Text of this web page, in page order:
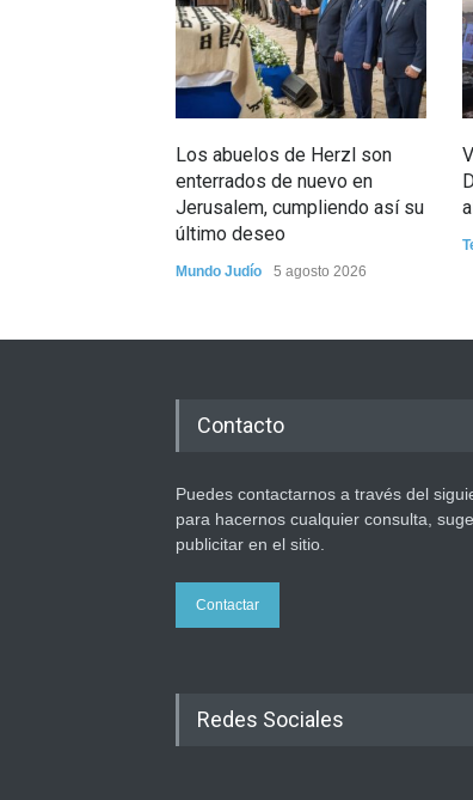
Los abuelos de Herzl son
enterrados de nuevo en
Jerusalem, cumpliendo así su
último deseo
Mundo Judío 5 agosto 2026
Contacto
Puedes contactarnos a través del
para hacernos cualquier consulta,
publicitar en el sitio.
Contactar
Redes Sociales